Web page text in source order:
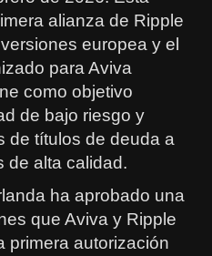
alianza de Ripple
europea y el
para Aviva
como objetivo
de bajo riesgo y
de títulos de deuda a
de alta calidad.
ha aprobado una
que Aviva y Ripple
primera autorización